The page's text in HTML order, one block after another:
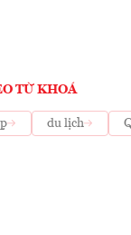
TỪ KHOÁ
du lịch